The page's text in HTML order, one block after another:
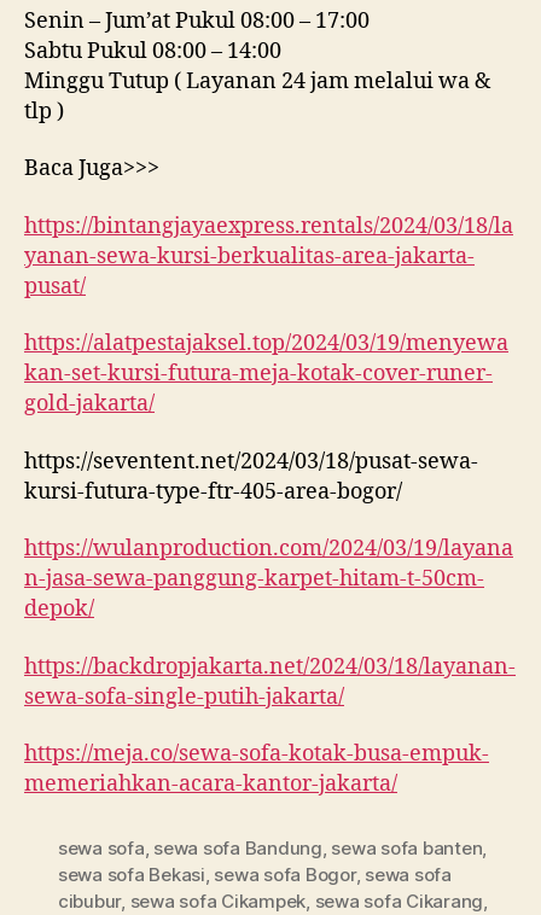
Senin – Jum’at Pukul 08:00 – 17:00
Sabtu Pukul 08:00 – 14:00
Minggu Tutup ( Layanan 24 jam melalui wa &
tlp )
Baca Juga>>>
https://bintangjayaexpress.rentals/2024/03/18/la
yanan-sewa-kursi-berkualitas-area-jakarta-
pusat/
https://alatpestajaksel.top/2024/03/19/menyewa
kan-set-kursi-futura-meja-kotak-cover-runer-
gold-jakarta/
https://seventent.net/2024/03/18/pusat-sewa-
kursi-futura-type-ftr-405-area-bogor/
https://wulanproduction.com/2024/03/19/layana
n-jasa-sewa-panggung-karpet-hitam-t-50cm-
depok/
https://backdropjakarta.net/2024/03/18/layanan-
sewa-sofa-single-putih-jakarta/
https://meja.co/sewa-sofa-kotak-busa-empuk-
memeriahkan-acara-kantor-jakarta/
sewa sofa, sewa sofa Bandung, sewa sofa banten,
sewa sofa Bekasi, sewa sofa Bogor, sewa sofa
cibubur, sewa sofa Cikampek, sewa sofa Cikarang,